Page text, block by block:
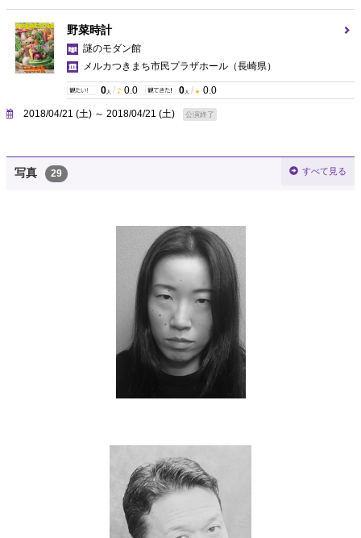
野菜時計
謎のモダン館
メルカつきまち市民プラザホール （長崎県）
0 人 / 0.0 0 人 / 0.0
2018/04/21 (土) ～ 2018/04/21 (土) 公演終了
写真 29 すべて見る